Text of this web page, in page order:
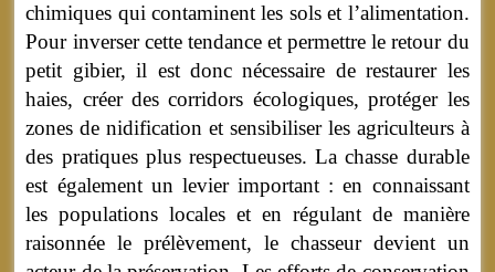
chimiques qui contaminent les sols et l’alimentation.
Pour inverser cette tendance et permettre le retour du
petit gibier, il est donc nécessaire de restaurer les
haies, créer des corridors écologiques, protéger les
zones de nidification et sensibiliser les agriculteurs à
des pratiques plus respectueuses. La chasse durable
est également un levier important : en connaissant
les populations locales et en régulant de manière
raisonnée le prélèvement, le chasseur devient un